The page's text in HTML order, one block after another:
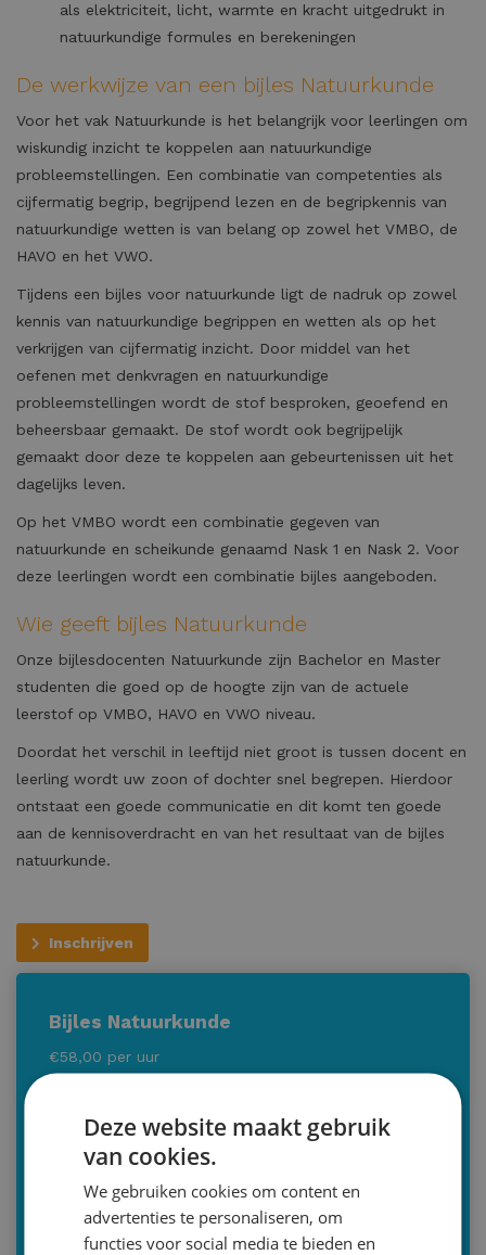
als elektriciteit, licht, warmte en kracht uitgedrukt in
natuurkundige formules en berekeningen
De werkwijze van een bijles Natuurkunde
Voor het vak Natuurkunde is het belangrijk voor leerlingen om
wiskundig inzicht te koppelen aan natuurkundige
probleemstellingen. Een combinatie van competenties als
cijfermatig begrip, begrijpend lezen en de begripkennis van
natuurkundige wetten is van belang op zowel het VMBO, de
HAVO en het VWO.
Tijdens een bijles voor natuurkunde ligt de nadruk op zowel
kennis van natuurkundige begrippen en wetten als op het
verkrijgen van cijfermatig inzicht. Door middel van het
oefenen met denkvragen en natuurkundige
probleemstellingen wordt de stof besproken, geoefend en
beheersbaar gemaakt. De stof wordt ook begrijpelijk
gemaakt door deze te koppelen aan gebeurtenissen uit het
dagelijks leven.
Op het VMBO wordt een combinatie gegeven van
natuurkunde en scheikunde genaamd Nask 1 en Nask 2. Voor
deze leerlingen wordt een combinatie bijles aangeboden.
Wie geeft bijles Natuurkunde
Onze bijlesdocenten Natuurkunde zijn Bachelor en Master
studenten die goed op de hoogte zijn van de actuele
leerstof op VMBO, HAVO en VWO niveau.
Doordat het verschil in leeftijd niet groot is tussen docent en
leerling wordt uw zoon of dochter snel begrepen. Hierdoor
ontstaat een goede communicatie en dit komt ten goede
aan de kennisoverdracht en van het resultaat van de bijles
natuurkunde.
Inschrijven
Bijles Natuurkunde
€58,00 per uur
Minimale afname: 4 lessen
Bilthoven | Zeist | Utrecht | Online | aan huis
(tarief op aanvraag)
Deze website maakt gebruik
van cookies.
We gebruiken cookies om content en
advertenties te personaliseren, om
functies voor social media te bieden en